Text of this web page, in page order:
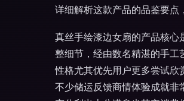
详细解析这款产品的品鉴要
真丝手绘漆边女扇的产品核
整细节，经由数名精湛的手
性格尤其优先用户更多尝试
不少储运反馈商情体验成就